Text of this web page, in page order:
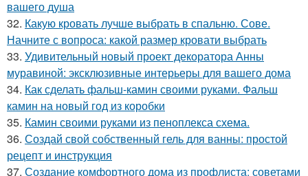
вашего душа
32. Какую кровать лучше выбрать в спальню. Сове.
Начните с вопроса: какой размер кровати выбрать
33. Удивительный новый проект декоратора Анны
муравиной: эксклюзивные интерьеры для вашего дома
34. Как сделать фальш-камин своими руками. Фальш
камин на новый год из коробки
35. Камин своими руками из пеноплекса схема.
36. Создай свой собственный гель для ванны: простой
рецепт и инструкция
37. Создание комфортного дома из профлиста: советами